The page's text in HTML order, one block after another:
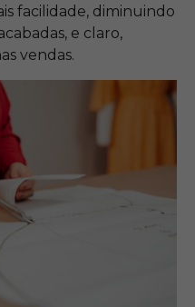
facilidade, diminuindo
e claro,
vendas.